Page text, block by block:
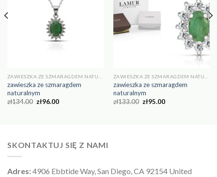
zawieszka ze szmaragdem
naturalnym
zł134.00 zł96.00
zawieszka ze szmaragdem
naturalnym
zł133.00 zł95.00
SKONTAKTUJ SIĘ Z NAMI
Adres:4906 Ebbtide Way, San Diego, CA 92154 United